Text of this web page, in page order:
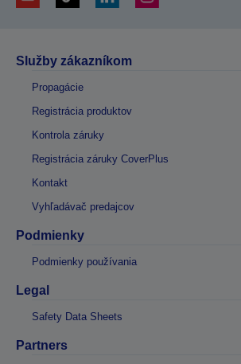
Služby zákazníkom
Propagácie
Registrácia produktov
Kontrola záruky
Registrácia záruky CoverPlus
Kontakt
Vyhľadávač predajcov
Podmienky
Podmienky používania
Legal
Safety Data Sheets
Partners